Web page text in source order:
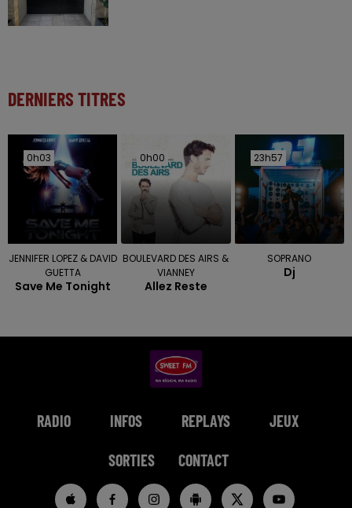
DERNIERS TITRES
0h03
0h03
JENNIFER LOPEZ & DAVID
GUETTA
Save Me Tonight
0h00
0h00
BOULEVARD DES AIRS &
VIANNEY
Allez Reste
23h57
23h57
SOPRANO
Dj
RADIO INFOS REPLAYS JEUX
SORTIES CONTACT